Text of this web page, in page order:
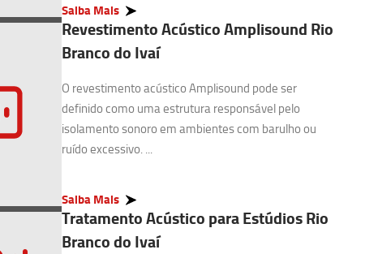
Saiba Mais
Revestimento Acústico Amplisound Rio
Branco do Ivaí
O revestimento acústico Amplisound pode ser
definido como uma estrutura responsável pelo
isolamento sonoro em ambientes com barulho ou
ruído excessivo. ...
Saiba Mais
Tratamento Acústico para Estúdios Rio
Branco do Ivaí